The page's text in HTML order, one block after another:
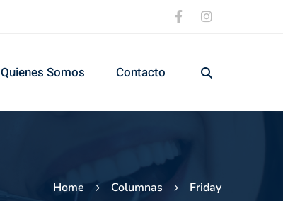
Quienes Somos Contacto
Home Columnas Friday